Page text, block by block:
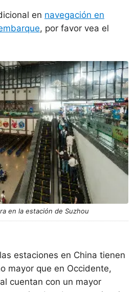
en navegación en
, por favor vea el
en la estación de Suzhou
estaciones en China tienen
mayor que en Occidente,
cuentan con un mayor